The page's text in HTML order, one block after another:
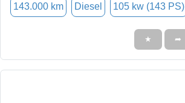
143.000 km Diesel 105 kw (143 PS)
★ ➦